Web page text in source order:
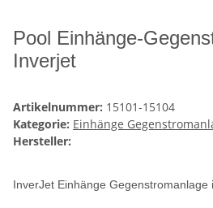
Pool Einhänge-
Inverjet
Artikelnummer: 15101-15104
Kategorie: Einhänge
Hersteller:
InverJet Einhänge Gegenstromanlage